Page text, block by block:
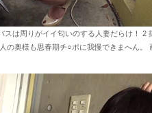
スは周りがイイ匂いのする人妻だらけ！ 2
の奥様も思春期チ○ポに我慢できまへん。